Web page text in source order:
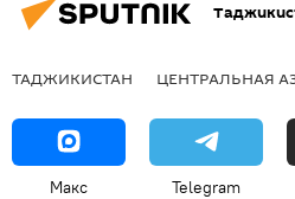
ТАДЖИКИСТАН ЦЕНТРАЛЬНАЯ
Макс Telegram